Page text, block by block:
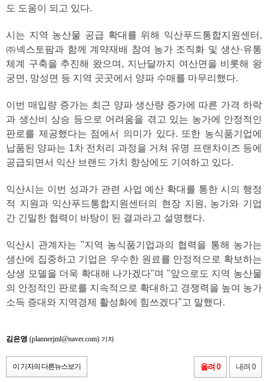
도 도움이 되고 있다.
시는 지역 농산물 공급 확대를 위해 익산푸드통합지원센터,
㈜넥스토팜과 함께 계약재배 참여 농가 조직화 및 생산·유통
체계 구축을 추진해 왔으며, 지난달까지 여산면을 비롯해 왕
궁면, 망성면 등 지역 곳곳에서 양파 수매를 마무리했다.
이번 매입량 증가는 최근 양파 생산량 증가에 따른 가격 하락
과 생산비 상승 등으로 어려움을 겪고 있는 농가에 안정적인
판로를 제공했다는 점에서 의미가 있다. 또한 농식품기업에
납품된 양파는 1차 전처리 과정을 거쳐 유명 프랜차이즈 등에
공급되면서 익산 브랜드 가치 향상에도 기여하고 있다.
익산시는 이번 성과가 관련 사업 예산 확대를 통한 시의 행정
적 지원과 익산푸드통합지원센터의 현장 지원, 농가와 기업
간 긴밀한 협력이 바탕이 된 결과라고 설명했다.
익산시 관계자는 "지역 농식품기업과의 협력을 통해 농가는
생산에 집중하고 기업은 우수한 원료를 안정적으로 확보하는
상생 모델을 더욱 확대해 나가겠다"며 "앞으로도 지역 농산물
의 안정적인 판로를 지속적으로 확대하고 경쟁력을 높여 농가
소득 증대와 지역경제 활성화에 힘쓰겠다"고 말했다.
김은영 (plannerjml@naver.com) 기자
이 기자의 다른뉴스보기 올려 0 내려 0